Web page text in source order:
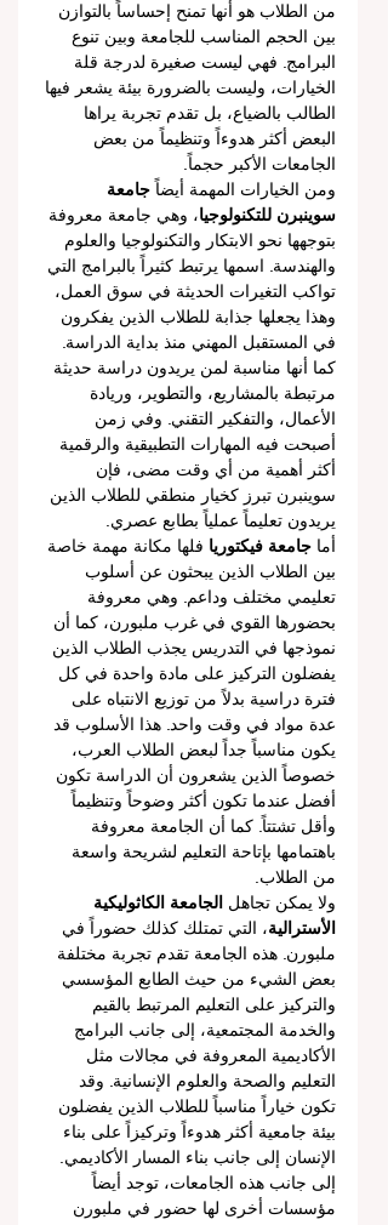
من الطلاب هو أنها تمنح إحساساً بالتوازن
بين الحجم المناسب للجامعة وبين تنوع
البرامج. فهي ليست صغيرة لدرجة قلة
الخيارات، وليست بالضرورة بيئة يشعر فيها
الطالب بالضياع، بل تقدم تجربة يراها
البعض أكثر هدوءاً وتنظيماً من بعض
الجامعات الأكبر حجماً.
ومن الخيارات المهمة أيضاً جامعة
سوينبرن للتكنولوجيا، وهي جامعة معروفة
بتوجهها نحو الابتكار والتكنولوجيا والعلوم
والهندسة. اسمها يرتبط كثيراً بالبرامج التي
تواكب التغيرات الحديثة في سوق العمل،
وهذا يجعلها جذابة للطلاب الذين يفكرون
في المستقبل المهني منذ بداية الدراسة.
كما أنها مناسبة لمن يريدون دراسة حديثة
مرتبطة بالمشاريع، والتطوير، وريادة
الأعمال، والتفكير التقني. وفي زمن
أصبحت فيه المهارات التطبيقية والرقمية
أكثر أهمية من أي وقت مضى، فإن
سوينبرن تبرز كخيار منطقي للطلاب الذين
يريدون تعليماً عملياً بطابع عصري.
أما جامعة فيكتوريا فلها مكانة مهمة خاصة
بين الطلاب الذين يبحثون عن أسلوب
تعليمي مختلف وداعم. وهي معروفة
بحضورها القوي في غرب ملبورن، كما أن
نموذجها في التدريس يجذب الطلاب الذين
يفضلون التركيز على مادة واحدة في كل
فترة دراسية بدلاً من توزيع الانتباه على
عدة مواد في وقت واحد. هذا الأسلوب قد
يكون مناسباً جداً لبعض الطلاب العرب،
خصوصاً الذين يشعرون أن الدراسة تكون
أفضل عندما تكون أكثر وضوحاً وتنظيماً
وأقل تشتتاً. كما أن الجامعة معروفة
باهتمامها بإتاحة التعليم لشريحة واسعة
من الطلاب.
ولا يمكن تجاهل الجامعة الكاثوليكية
الأسترالية، التي تمتلك كذلك حضوراً في
ملبورن. هذه الجامعة تقدم تجربة مختلفة
بعض الشيء من حيث الطابع المؤسسي
والتركيز على التعليم المرتبط بالقيم
والخدمة المجتمعية، إلى جانب البرامج
الأكاديمية المعروفة في مجالات مثل
التعليم والصحة والعلوم الإنسانية. وقد
تكون خياراً مناسباً للطلاب الذين يفضلون
بيئة جامعية أكثر هدوءاً وتركيزاً على بناء
الإنسان إلى جانب بناء المسار الأكاديمي.
إلى جانب هذه الجامعات، توجد أيضاً
مؤسسات أخرى لها حضور في ملبورن